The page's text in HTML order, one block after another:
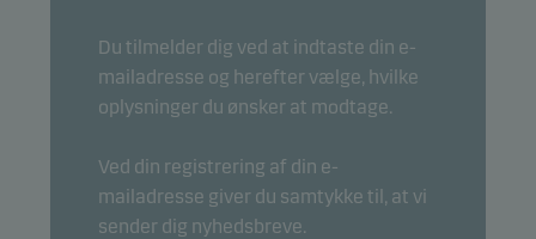
Du tilmelder dig ved at indtaste din e-
mailadresse og herefter vælge, hvilke
oplysninger du ønsker at modtage.
Ved din registrering af din e-
mailadresse giver du samtykke til, at vi
sender dig nyhedsbreve.